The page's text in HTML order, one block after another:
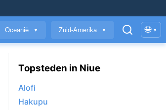
Oceanië ▼ Zuid-Amerika ▼ 🌐 ▾
Topsteden in Niue
Alofi
Hakupu